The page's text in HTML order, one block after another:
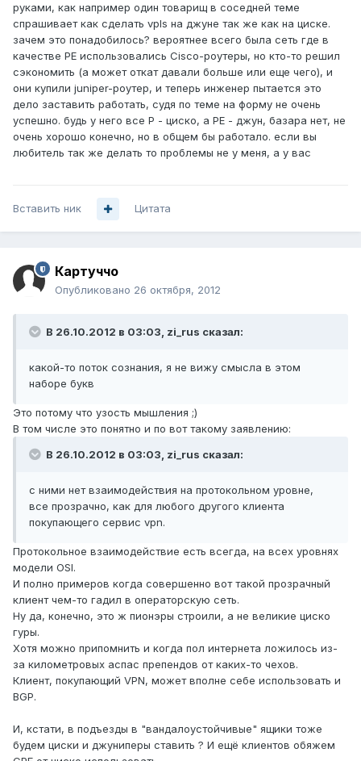
руками, как например один товарищ в соседней теме
спрашивает как сделать vpls на джуне так же как на циске.
зачем это понадобилось? вероятнее всего была сеть где в
качестве РЕ использовались Cisco-роутеры, но кто-то решил
сэкономить (а может откат давали больше или еще чего), и
они купили juniper-роутер, и теперь инженер пытается это
дело заставить работать, судя по теме на форму не очень
успешно. будь у него все Р - циско, а РЕ - джун, базара нет, не
очень хорошо конечно, но в общем бы работало. если вы
любитель так же делать то проблемы не у меня, а у вас
Вставить ник Цитата
Картуччо
Опубликовано 26 октября, 2012
В 26.10.2012 в 03:03, zi_rus сказал:
какой-то поток сознания, я не вижу смысла в этом
наборе букв
Это потому что узость мышления ;)
В том числе это понятно и по вот такому заявлению:
В 26.10.2012 в 03:03, zi_rus сказал:
с ними нет взаимодействия на протокольном уровне,
все прозрачно, как для любого другого клиента
покупающего сервис vpn.
Протокольное взаимодействие есть всегда, на всех уровнях
модели OSI.
И полно примеров когда совершенно вот такой прозрачный
клиент чем-то гадил в операторскую сеть.
Ну да, конечно, это ж пионэры строили, а не великие циско
гуры.
Хотя можно припомнить и когда пол интернета ложилось из-
за километровых аспас препендов от каких-то чехов.
Клиент, покупающий VPN, может вполне себе использовать и
BGP.
И, кстати, в подъезды в "вандалоустойчивые" ящики тоже
будем циски и джуниперы ставить ? И ещё клиентов обяжем